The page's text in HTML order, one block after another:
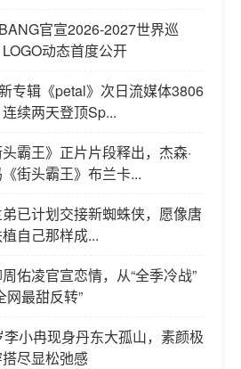
官宣2026-2027世界巡
动态首度公开
专辑《petal》次日流媒体3806
续两天登顶Sp...
头霸王》正片片段释出，杰森·
街头霸王》布兰卡...
已计划交接新蜘蛛侠，愿像唐
自己那样成...
佑凌官宣恋情，从“全季冷战”
网最甜反转”
李小冉现身丹东大孤山，素颜极
尽显松弛感